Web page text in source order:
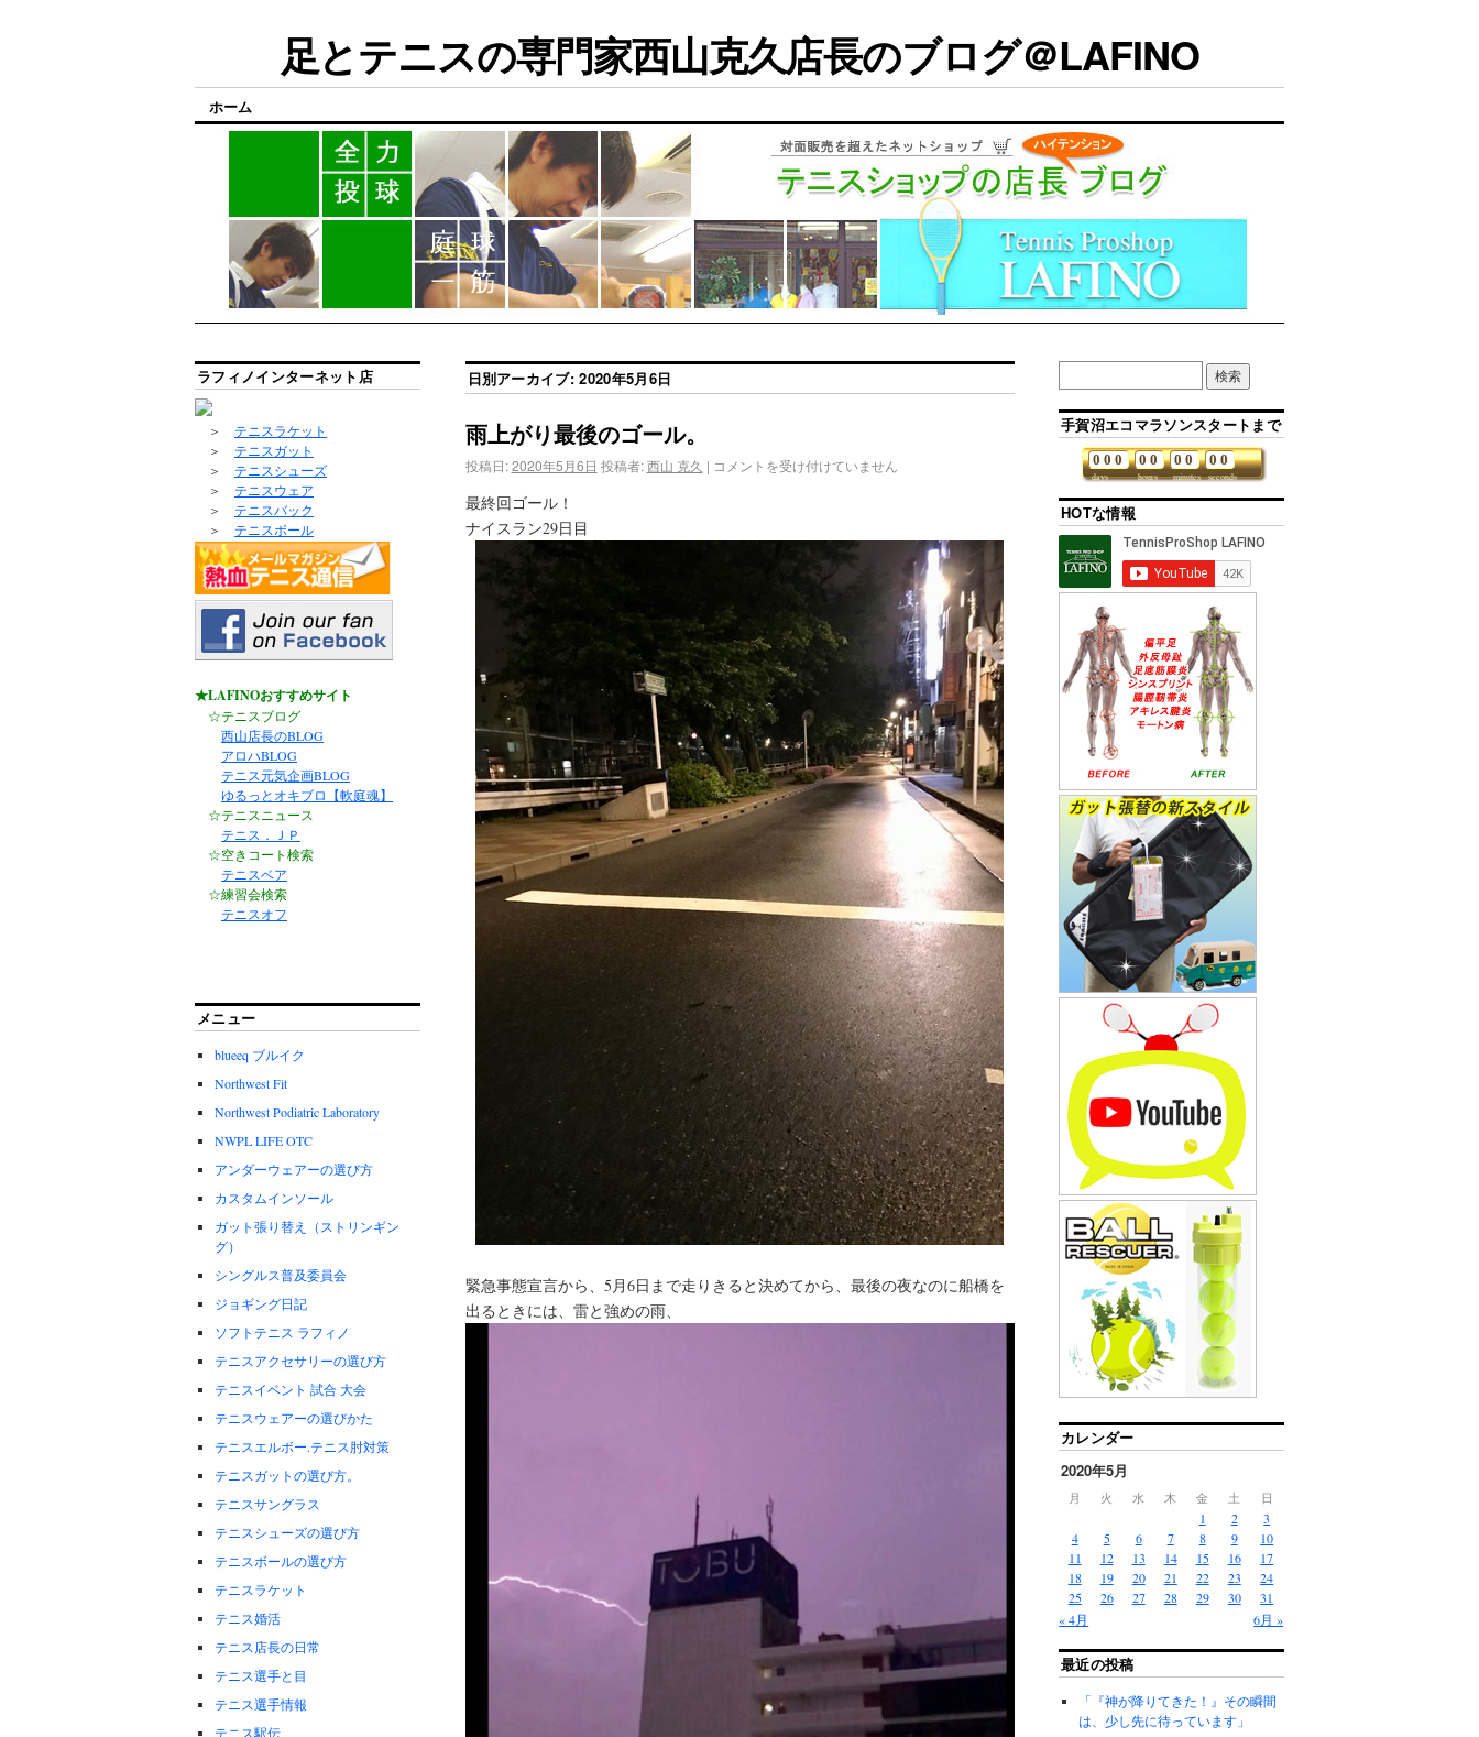
足とテニスの専門家西山克久店長のブログ＠LAFINO
ホーム
日別アーカイブ:2020年5月6日
雨上がり最後のゴール。
投稿日: 2020年5月6日 投稿者: 西山 克久 | コメントを受け付けていません
最終回ゴール！
ナイスラン29日目
緊急事態宣言から、5月6日まで走りきると決めてから、最後の夜なのに船橋を
出るときには、雷と強めの雨、
ラフィノインターネット店
＞ テニスラケット
＞ テニスガット
＞ テニスシューズ
＞ テニスウェア
＞ テニスバック
＞ テニスボール
★LAFINOおすすめサイト
☆テニスブログ
西山店長のBLOG
アロハBLOG
テニス元気企画BLOG
ゆるっとオキブロ【軟庭魂】
☆テニスニュース
テニス．ＪＰ
☆空きコート検索
テニスベア
☆練習会検索
テニスオフ
メニュー
blueeq ブルイク
Northwest Fit
Northwest Podiatric Laboratory
NWPL LIFE OTC
アンダーウェアーの選び方
カスタムインソール
ガット張り替え（ストリンギン
グ）
シングルス普及委員会
ジョギング日記
ソフトテニス ラフィノ
テニスアクセサリーの選び方
テニスイベント 試合 大会
テニスウェアーの選びかた
テニスエルボー.テニス肘対策
テニスガットの選び方。
テニスサングラス
テニスシューズの選び方
テニスボールの選び方
テニスラケット
テニス婚活
テニス店長の日常
テニス選手と目
テニス選手情報
テニス駅伝
手賀沼エコマラソンスタートまで
days
0 0 0
hours
0 0
minutes
0 0
seconds
0 0
HOTな情報
カレンダー
2020年5月
月 火 水 木 金 土 日
« 4月 6月 »
1 2
3
4
5 6 7 8 9
10
11
12 13 14 15 16
17
18
19 20 21 22 23
24
25
26 27 28 29 30 31
最近の投稿
「『神が降りてきた！』その瞬間
は、少し先に待っています」